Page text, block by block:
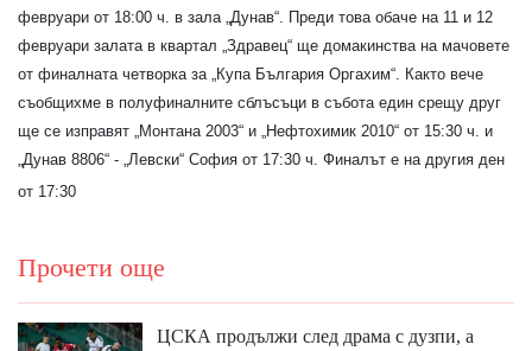
февруари от 18:00 ч. в зала „Дунав“. Преди това обаче на 11 и 12
февруари залата в квартал „Здравец“ ще домакинства на мачовете
от финалната четворка за „Купа България Оргахим“. Както вече
съобщихме в полуфиналните сблъсъци в събота един срещу друг
ще се изправят „Монтана 2003“ и „Нефтохимик 2010“ от 15:30 ч. и
„Дунав 8806“ - „Левски“ София от 17:30 ч. Финалът е на другия ден
от 17:30
Прочети още
ЦСКА продължи след драма с дузпи, а